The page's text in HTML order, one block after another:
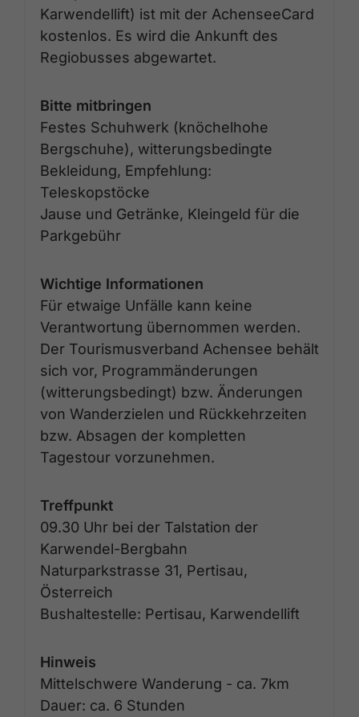
Karwendellift) ist mit der AchenseeCard
kostenlos. Es wird die Ankunft des
Regiobusses abgewartet.
Bitte mitbringen
Festes Schuhwerk (knöchelhohe
Bergschuhe), witterungsbedingte
Bekleidung, Empfehlung:
Teleskopstöcke
Jause und Getränke, Kleingeld für die
Parkgebühr
Wichtige Informationen
Für etwaige Unfälle kann keine
Verantwortung übernommen werden.
Der Tourismusverband Achensee behält
sich vor, Programmänderungen
(witterungsbedingt) bzw. Änderungen
von Wanderzielen und Rückkehrzeiten
bzw. Absagen der kompletten
Tagestour vorzunehmen.
Treffpunkt
09.30 Uhr bei der Talstation der
Karwendel-Bergbahn
Naturparkstrasse 31, Pertisau,
Österreich
Bushaltestelle: Pertisau, Karwendellift
Hinweis
Mittelschwere Wanderung - ca. 7km
Dauer: ca. 6 Stunden